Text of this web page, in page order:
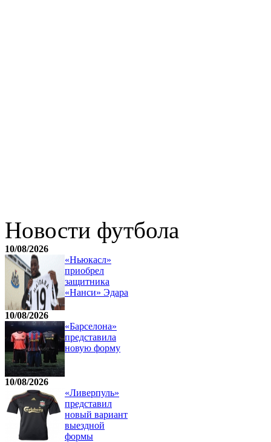
Новости футбола
10/08/2026
«Ньюкасл»
приобрел
защитника
«Нанси» Эдара
10/08/2026
«Барселона»
представила
новую форму
10/08/2026
«Ливерпуль»
представил
новый вариант
выездной
формы